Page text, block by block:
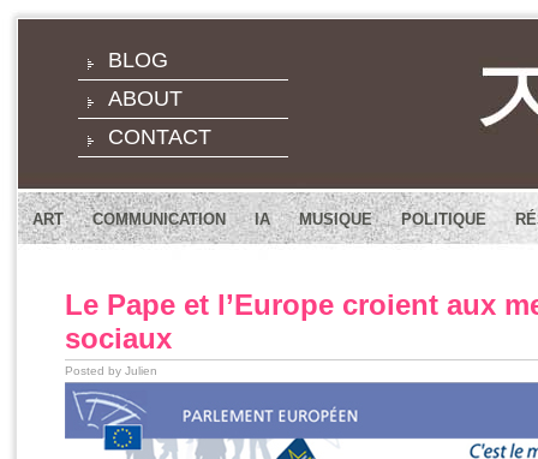
BLOG
ABOUT
CONTACT
ART COMMUNICATION IA MUSIQUE POLITIQUE
Le Pape et l’Europe croient aux
sociaux
Posted by Julien